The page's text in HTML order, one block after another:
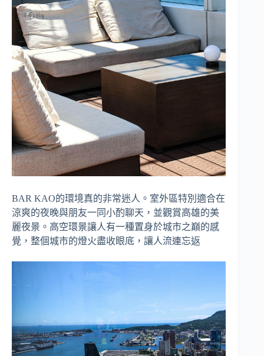
BAR KAO的環境真的非常迷人。室外區特別適合在
涼爽的夜晚與朋友一同小酌聊天，並觀賞高雄的美
麗夜景。高空環景讓人有一種置身於城市之巔的感
覺，整個城市的燈火盡收眼底，讓人流連忘返